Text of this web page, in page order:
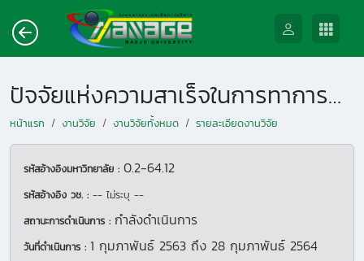
ปัจจัยแห่งความสาเร็จในการทาการตลาดออนไลน์ของ SHOPEE และ LAZADA
หน้าแรก งานวิจัย งานวิจัยทั้งหมด รายละเอียดงานวิจัย
รหัสอ้างอิงมหาวิทยาลัย : 0.2-64.12
รหัสอ้างอิง วช. : -- ไม่ระบุ --
สถานะการดำเนินการ : กำลังดำเนินการ
วันที่ดำเนินการ : 1 กุมภาพันธ์ 2563 ถึง 28 กุมภาพันธ์ 2564